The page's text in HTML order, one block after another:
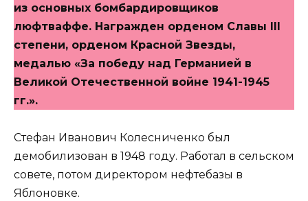
из основных бомбардировщиков
люфтваффе. Награжден орденом Славы III
степени, орденом Красной Звезды,
медалью «За победу над Германией в
Великой Отечественной войне 1941-1945
гг.».
Стефан Иванович Колесниченко был
демобилизован в 1948 году. Работал в сельском
совете, потом директором нефтебазы в
Яблоновке.